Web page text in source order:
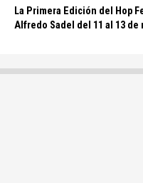
La Primera Edición del Hop
Alfredo Sadel del 11 al 13 de